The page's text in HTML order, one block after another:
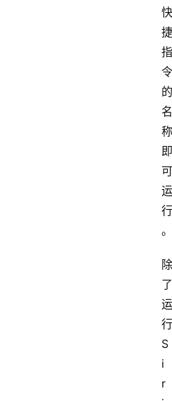
快
捷
指
令
的
名
称
即
可
运
行
。
除
了
运
行
S
i
r